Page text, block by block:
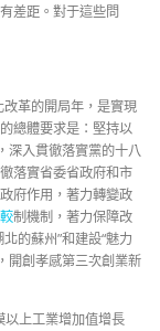
差距。對于這些問
革的開局年，是實現
總體要求是：堅持以
深入貫徹落實黨的十八
落實省委省政府和市
府作用，著力轉變政
制機制，著力保障改
的蘇州”和建設“魅力
開創孝感第三次創業新
上工業增加值增長